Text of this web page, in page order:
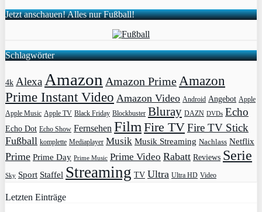
Jetzt anschauen! Alles nur Fußball!
Schlagwörter
4k Alexa Amazon Amazon Prime Amazon
Prime Instant Video Amazon Video Android Angebot Apple
Apple Music Apple TV Black Friday Blockbuster Bluray DAZN DVDs Echo
Echo Dot Echo Show Fernsehen Film Fire TVFire TV Stick
Fußball komplette Mediaplayer Musik Musik Streaming Nachlass Netflix
Prime Prime Day Prime Music Prime Video Rabatt Reviews Serie
Sky Sport Staffel Streaming TV Ultra Ultra HD Video
Letzten Einträge